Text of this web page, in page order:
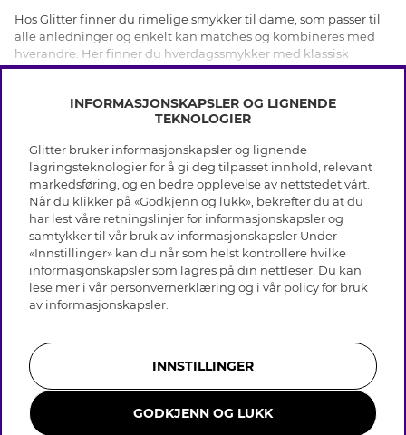
Hos Glitter finner du rimelige smykker til dame, som passer til
alle anledninger og enkelt kan matches og kombineres med
hverandre. Her finner du hverdagssmykker med klassisk
design som godt kan brukes hver dag, men også statement- og
utforminger og glitrende strassteiner av glass eller Cubic
Smykker hos Glitter
Smykker er en enkel detalj å legge til antrekket for å gjøre det
komplett, og hos Glitter finner du smykket eller smykkene som
gir looken det lille ekstra. I Glitters smykkekategori finner du de
perfekte smykkene til daten, middagen, eksamensfesten og
jobbintervjuet. Uansett anledning finnes smykket du leter
etter, her. Gi fantasien fritt spillerom blant våre smykker til
dame, og vær ikke redd for å kombinere og mikse forskjellige
, tøffe statement-smykker, glitrende strassmykker og
klassiske kjeder og lenker.
Hvordan tar man best vare på smykkene fra Glitter?
INFO
Vilkår
Personvern
Cookies
Medlemsvilkår
Jobb hos Glitter
Tilbakekalling
Gavekort saldo
OM GLITTER
Black Friday
Våre butikker
Varemerker
Selskapets historie
Åpenhetsloven
Likestillingsredegjørelse 2025
HJELP
Vanlige spørsmål
Kundeservice
Skjøtselråd skinnhansker
Storrelsesguide for ringer
Smykker i rustfritt stål
Bli medlem
INFORMASJONSKAPSLER OG LIGNENDE
TEKNOLOGIER
Glitter bruker informasjonskapsler og lignende
lagringsteknologier for å gi deg tilpasset innhold, relevant
markedsføring, og en bedre opplevelse av nettstedet vårt.
Når du klikker på «Godkjenn og lukk», bekrefter du at du
har lest våre retningslinjer for informasjonskapsler og
samtykker til vår bruk av informasjonskapsler Under
«Innstillinger» kan du når som helst kontrollere hvilke
informasjonskapsler som lagres på din nettleser. Du kan
lese mer i vår personvernerklæring og i vår policy for bruk
av informasjonskapsler
INNSTILLINGER
GODKJENN OG LUKK